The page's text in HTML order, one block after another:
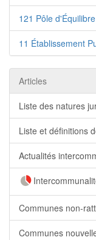
121 Pôle
11 Établissement
Articles
Liste des natures
Liste et définitions
Actualités
Communes non-
Communes